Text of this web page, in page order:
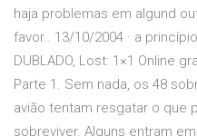
haja problemas em algund
favor.. 13/10/2004 · a
DUBLADO, Lost: 1×1 Online
Parte 1. Sem nada, os 48
avião tentam resgatar o que
sobreviver. Alguns entram